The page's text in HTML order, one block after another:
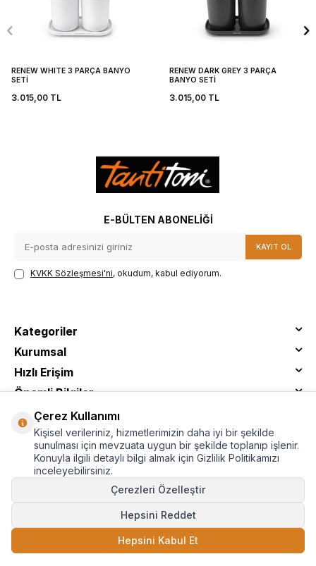
RENEW WHITE 3 PARÇA BANYO
SETİ
3.015,00 TL
RENEW DARK GREY 3 PARÇA
BANYO SETİ
3.015,00TL
E-BÜLTEN ABONELIĞI
KAYIT OL
KVKK Sözleşmesi'ni, okudum, kabul ediyorum.
Kategoriler
Kurumsal
Hızlı Erişim
Önemli Bilgiler
© Tantitoni - Tüm Hakları Saklıdır
Çerez Kullanımı
Kişisel verileriniz, hizmetlerimizin daha iyi bir şekilde
sunulması için mevzuata uygun bir şekilde toplanıp işlenir.
Konuyla ilgili detaylı bilgi almak için Gizlilik Politikamızı
inceleyebilirsiniz.
Çerezleri Özelleştir
Hepsini Reddet
Hepsini Kabul Et